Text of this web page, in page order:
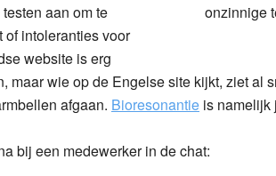
testen aan om te
intoleranties voor
website is erg
maar wie op de Engelse site kijkt, ziet al
afgaan. Bioresonantie is namelijk
bij een medewerker in de chat: